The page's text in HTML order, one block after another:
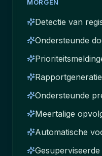
MORGEN
Detectie van
Ondersteunde
Rapportgeneratie
Ondersteunde
Meertalige
Automatische